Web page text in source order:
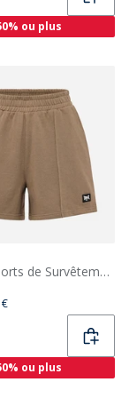
ou plus
Everlast Shorts de Survêtement larges Femme avec pintucks Fossil
ou plus